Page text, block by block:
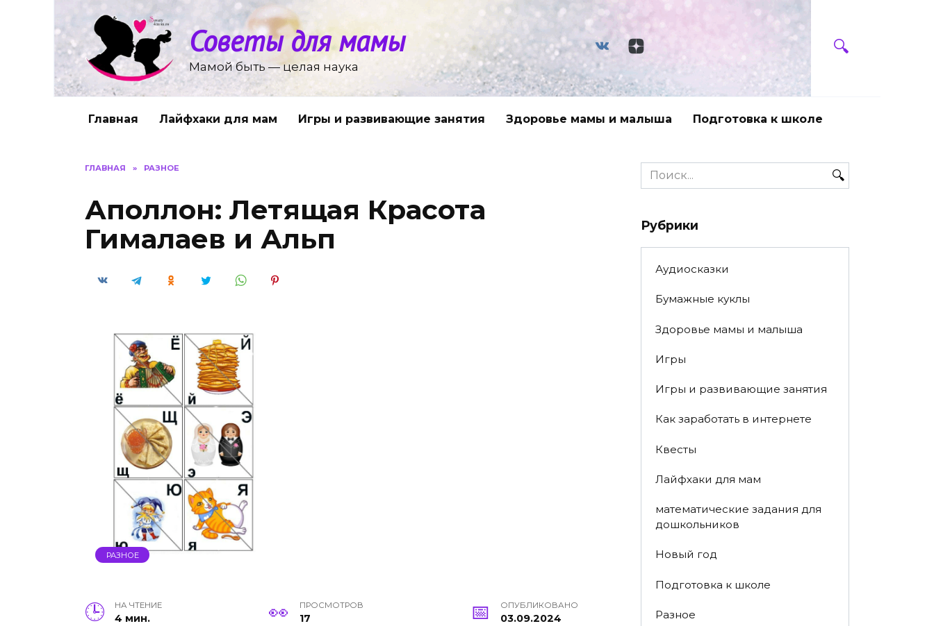
содержанию
Советы для мамы
Мамой быть — целая наука
Главная Лайфхаки для мам Игры и развивающие занятия Здоровье мамы и малыша Подготовка к школе
ГЛАВНАЯ » РАЗНОЕ
Аполлон: Летящая Красота
Гималаев и Альп
РАЗНОЕ
НА ЧТЕНИЕ
4 мин.
ПРОСМОТРОВ
17
ОПУБЛИКОВАНО
03.09.2024
Search
for:
Рубрики
Аудиосказки
Бумажные куклы
Здоровье мамы и малыша
Игры
Игры и развивающие занятия
Как заработать в интернете
Квесты
Лайфхаки для мам
математические задания для
дошкольников
Новый год
Подготовка к школе
Разное